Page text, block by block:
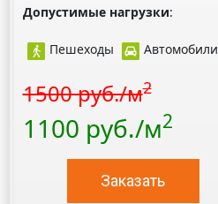
Допустимые нагрузки:
Пешеходы Автомобили
1500 руб./м2
1100 руб./м2
Заказать